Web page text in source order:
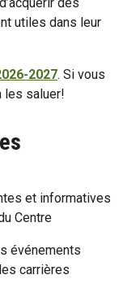
utiles dans leur
2027. Si vous
les saluer!
et informatives
Centre
événements
carrières